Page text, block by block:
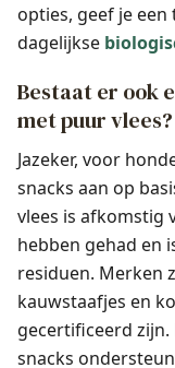
opties, geef je
dagelijkse
Bestaat er ook
met puur vlees?
Jazeker, voor
snacks aan op
vlees is afkomstig
hebben gehad en
residuen. Merken
kauwstaafjes en
gecertificeerd
snacks